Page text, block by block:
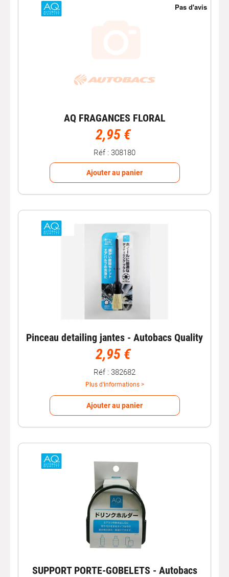
AQ FRAGANCES FLORAL
2,95 €
Réf : 308180
Ajouter au panier
Pinceau detailing jantes - Autobacs Quality
2,95 €
Réf : 382682
Plus d'informations >
Ajouter au panier
SUPPORT PORTE-GOBELETS - Autobacs